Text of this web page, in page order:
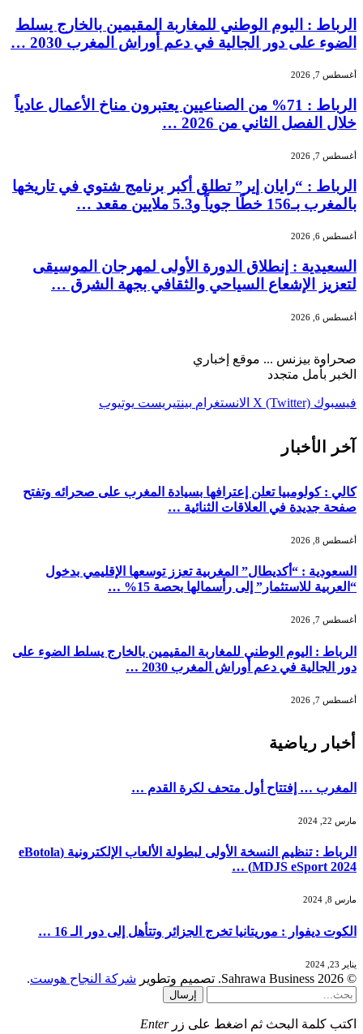
الرباط : اليوم الوطني للمغاربة المقيمين بالخارج يسلط
الضوء على دور الجالية في دعم أوراش المغرب 2030 …
أغسطس 7, 2026
الرباط : 71% من الصناعيين يعتبرون مناخ الأعمال عادياً
خلال الفصل الثاني من 2026 …
أغسطس 7, 2026
الرباط : “رايان إير” تطلق أكبر برنامج شتوي في تاريخها
بالمغرب بـ156 خطًا جوياً و5.3 ملايين مقعد …
أغسطس 6, 2026
السعيدية : إنطلاق الدورة الأولى لمهرجان الموسيقى
لتعزيز الإشعاع السياحي والثقافي بجهة الشرق …
أغسطس 6, 2026
صحراوة بيزنس ... موقع إخباري
الخبر بأمل متجدد
فيسبوك X (Twitter) الانستغرام بينتيريست يوتيوب
آخر الأخبار
كالي : كولومبيا تعلن إعترافها بسيادة المغرب على صحرائه وتفتح
صفحة جديدة في العلاقات الثنائية …
أغسطس 8, 2026
السعودية : “أكديطال” المغربية تعزز توسعها الإقليمي بدخول
“العربية للاستثمار” إلى رأسمالها بحصة 15% …
أغسطس 7, 2026
الرباط : اليوم الوطني للمغاربة المقيمين بالخارج يسلط الضوء على
دور الجالية في دعم أوراش المغرب 2030 …
أغسطس 7, 2026
أخبار رياضية
المغرب … إفتتاح أول متحف لكرة القدم …
مارس 22, 2024
الرباط : تنظيم النسخة الأولى لبطولة الألعاب الإلكترونية (eBotola
MDJS eSport 2024) …
مارس 8, 2024
الكوت ديفوار : موريتانيا تخرج الجزائر وتتأهل إلى دور الـ 16 …
يناير 23, 2024
© 2026 Sahrawa Business. تصميم وتطوير شركة النجاح هوست.
إرسال
اكتب كلمة البحث ثم اضغط على زرEnter